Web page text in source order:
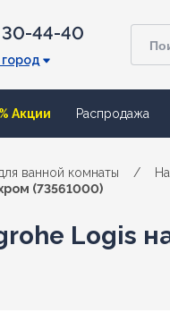
44-40
% Акции Распродажа
ванной комнаты /
(73561000)
Logis